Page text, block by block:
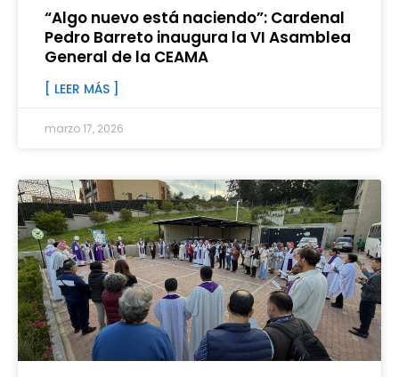
“Algo nuevo está naciendo”: Cardenal
Pedro Barreto inaugura la VI Asamblea
General de la CEAMA
[ LEER MÁS ]
marzo 17, 2026